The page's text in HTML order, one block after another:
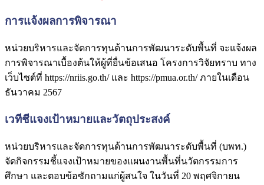
การแจ้งผลการพิจารณา
หน่วยบริหารและจัดการทุนด้านการพัฒนาระดับพื้นที่ จะแจ้งผล
การพิจารณาเบื้องต้นให้ผู้ที่ยื่นข้อเสนอ โครงการวิจัยทราบ ทาง
เว็บไซต์ที่ https://nriis.go.th/ และ https://pmua.or.th/ ภายในเดือน
ธันวาคม 2567
เวทีชีแจงเป้าหมายและวัตถุประสงค์
หน่วยบริหารและจัดการทุนด้านการพัฒนาระดับพื้นที่ (บพท.)
จัดกิจกรรมชี้แจงเป้าหมายของแผนงานพื้นที่นวัตกรรมการ
ศึกษา และตอบข้อซักถามแก่ผู้สนใจ ในวันที่ 20 พฤศจิกายน